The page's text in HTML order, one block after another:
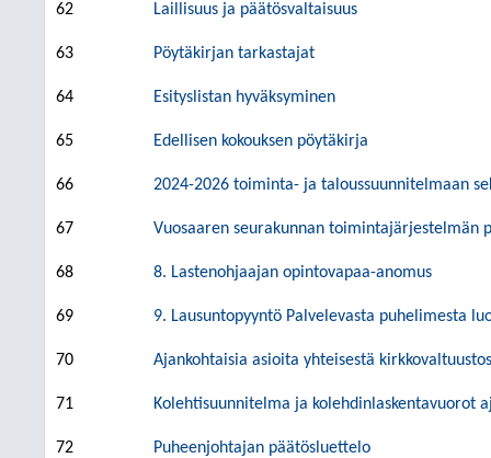
62 Laillisuus ja päätösvaltaisuus
63 Pöytäkirjan tarkastajat
64 Esityslistan hyväksyminen
65 Edellisen kokouksen pöytäkirja
66 2024-2026 toiminta- ja taloussuunnitelmaan
67 Vuosaaren seurakunnan toimintajärjestelmän
68 8. Lastenohjaajan opintovapaa-anomus
69 9. Lausuntopyyntö Palvelevasta puhelimesta
70 Ajankohtaisia asioita yhteisestä
71 Kolehtisuunnitelma ja kolehdinlaskentavuorot
72 Puheenjohtajan päätösluettelo